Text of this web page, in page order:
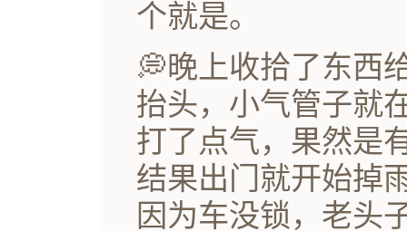
个就是。
💭晚上收拾了东西
抬头，小气管子就
打了点气，果然是
结果出门就开始掉
因为车没锁，老头